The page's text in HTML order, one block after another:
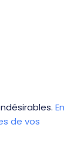
En
de vos